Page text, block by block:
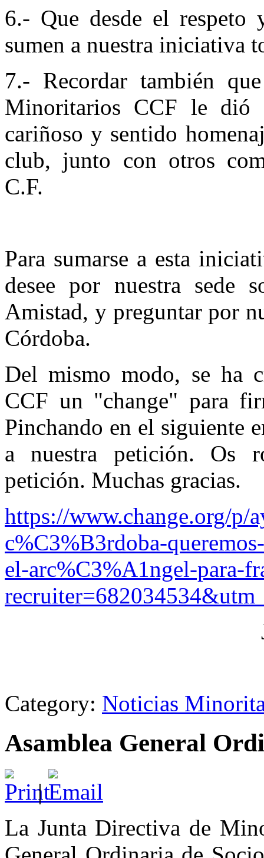
6.- Que desde el respeto
sumen a nuestra iniciativa
7.- Recordar también
Minoritarios CCF le
cariñoso y sentido
club, junto con otros
C.F.
Para sumarse a esta
desee por nuestra
Amistad, y preguntar por
Córdoba.
Del mismo modo, se ha
CCF un "change" para
Pinchando en el siguiente
a nuestra petición. Os
petición. Muchas gracias.
https://www.change.org/p/
c%C3%B3rdoba-
el-arc%C3%A1ngel-para-
Category: Noticias
Asamblea General
|
La Junta Directiva de